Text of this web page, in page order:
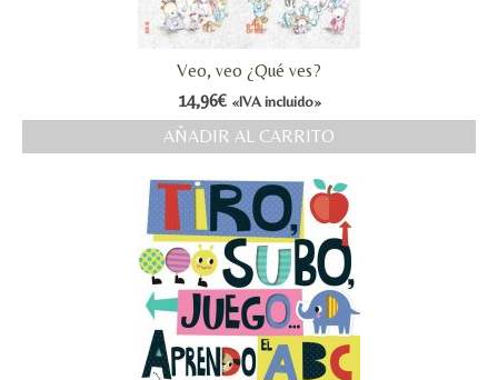
¿QUIÉN SOY?
CREACIONES
BLOG
MI CUENTA
Valoraciones y opiniones de TejiendoLEE un
Veo, veo ¿Qué ves?
14,96€ «IVA incluido»
AÑADIR AL CARRITO